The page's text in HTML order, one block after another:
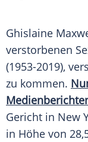
Ghislaine
verstorbenen
(1953-2019),
zu kommen.
Gericht in New
in Höhe von